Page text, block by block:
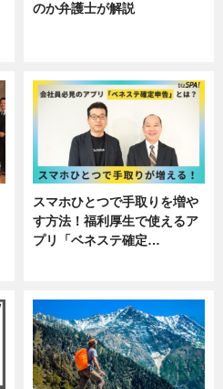
のか弁護士が解説
スマホひとつで手取りを増や
す方法！福利厚生で使えるア
プリ「ベネステ確定…